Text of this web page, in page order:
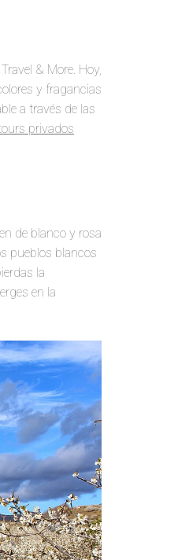
& More. Hoy,
y fragancias
a través de las
privados
de blanco y rosa
pueblos blancos
la
en la